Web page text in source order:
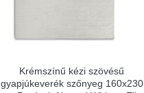
Krémszínű kézi szövésű
gyapjúkeverék szőnyeg 160x230